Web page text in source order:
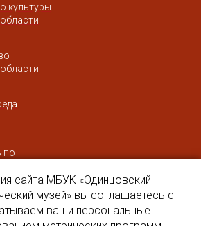
культуры
по
городского
наследие
сайта МБУК «Одинцовский
музей» вы соглашаетесь с
ваши персональные